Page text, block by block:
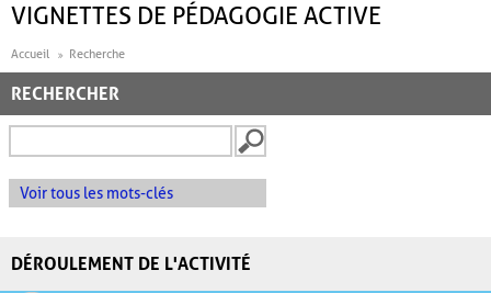
VIGNETTES DE PÉDAGOGIE ACTIVE
Accueil Recherche
RECHERCHER
Voir tous les mots-clés
DÉROULEMENT DE L'ACTIVITÉ